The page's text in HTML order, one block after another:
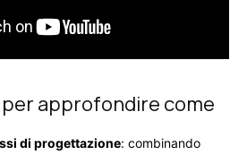
per approfondire come
di progettazione: combinando